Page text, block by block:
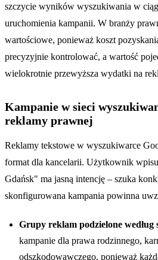
szczycie wyników wyszukiwania w
uruchomienia kampanii. W branży
wartościowe, ponieważ koszt
precyzyjnie kontrolować, a wartość
wielokrotnie przewyższa wydatki na
Kampanie w sieci
reklamy prawnej
Reklamy tekstowe w wyszukiwarce
format dla kancelarii. Użytkownik
Gdańsk" ma jasną intencję – szuka
skonfigurowana kampania powinna
Grupy reklam podzielone według
kampanie dla prawa rodzinnego,
odszkodowawczego, ponieważ